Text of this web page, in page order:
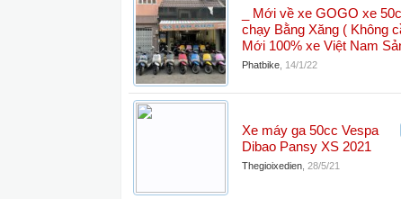
_ Mới về xe GOGO xe
chạy Bằng Xăng ( Không
Mới 100% xe Việt Nam
Phatbike 14/1/22
Xe máy ga 50cc Vespa
Dibao Pansy XS 2021
Thegioixedien 28/5/21